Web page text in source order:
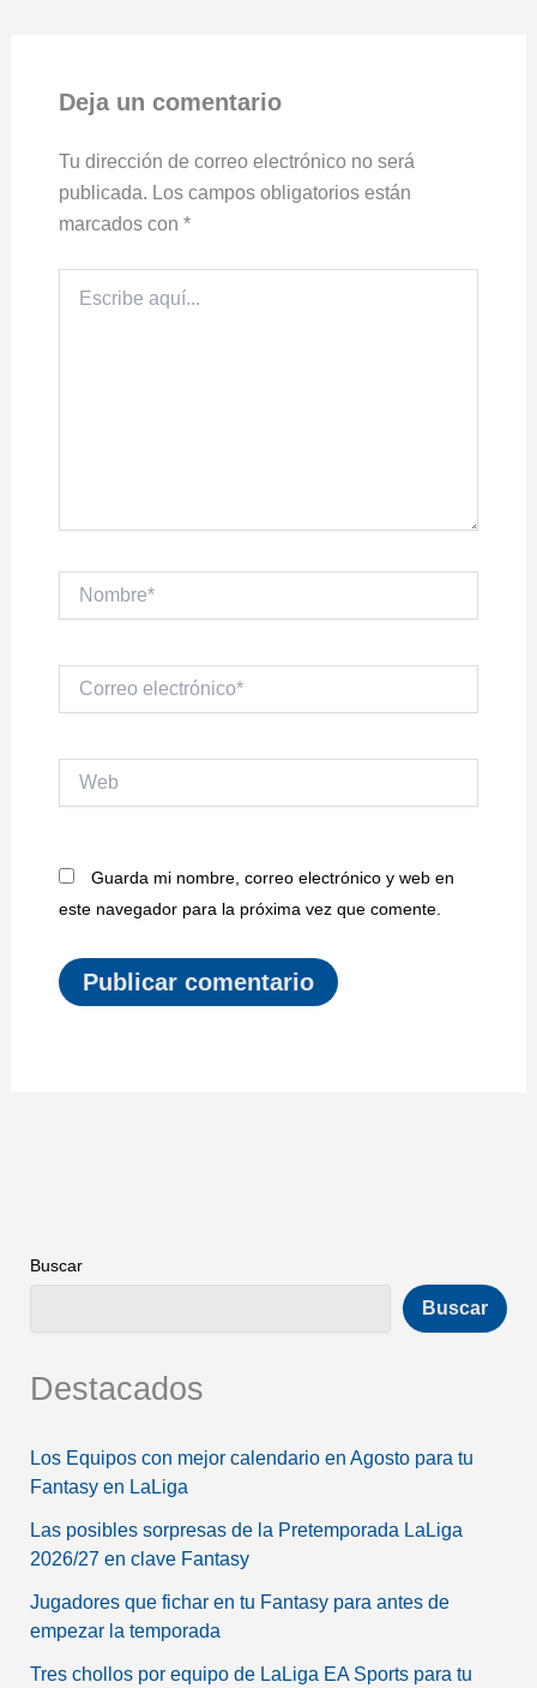
Deja un comentario
Tu dirección de correo electrónico no será
publicada. Los campos obligatorios están
marcados con *
aquí...
electrónico*
Guarda mi nombre, correo electrónico y web en
este navegador para la próxima vez que comente.
Buscar
Buscar
Destacados
Los Equipos con mejor calendario en Agosto para tu
Fantasy en LaLiga
Las posibles sorpresas de la Pretemporada LaLiga
2026/27 en clave Fantasy
Jugadores que fichar en tu Fantasy para antes de
empezar la temporada
Tres chollos por equipo de LaLiga EA Sports para tu